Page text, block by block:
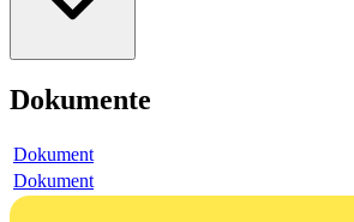
Dokumente
Dokument
Dokument